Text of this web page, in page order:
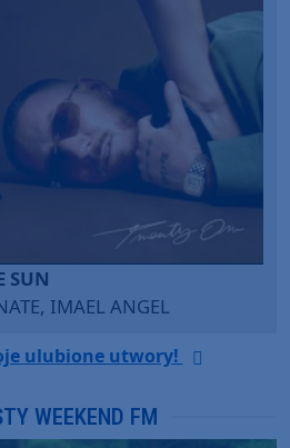
ulubione utwory!
WEEKEND FM